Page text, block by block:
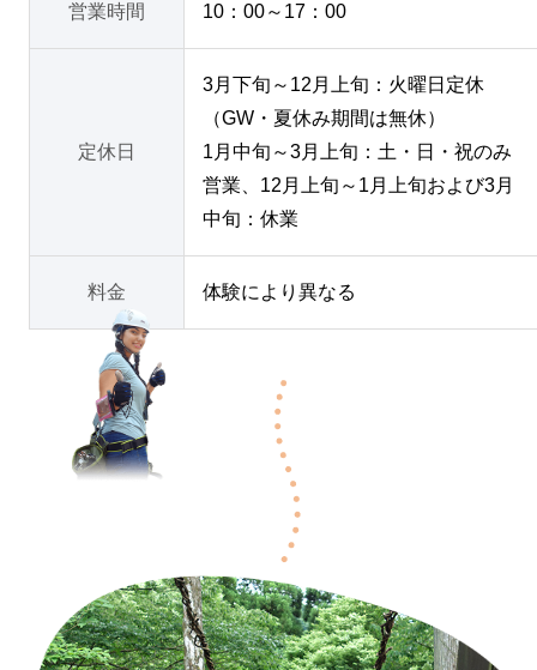
営業時間 10：00～17：00
定休日
3月下旬～12月上旬：火曜日定休
（GW・夏休み期間は無休）
1月中旬～3月上旬：土・日・祝のみ
営業、12月上旬～1月上旬および3月
中旬：休業
料金 体験により異なる